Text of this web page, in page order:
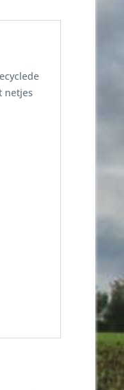
netjes